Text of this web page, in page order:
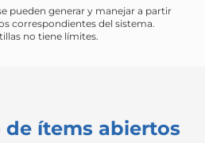
pueden generar y manejar a partir
correspondientes del sistema.
no tiene límites.
de ítems abiertos